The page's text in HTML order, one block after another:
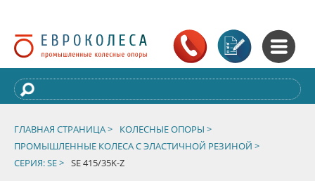
ГЛАВНАЯ СТРАНИЦА >
КОЛЕСНЫЕ ОПОРЫ >
ПРОМЫШЛЕННЫЕ КОЛЕСА С ЭЛАСТИЧНОЙ РЕЗИНОЙ >
СЕРИЯ: SE > SE 415/35K-Z